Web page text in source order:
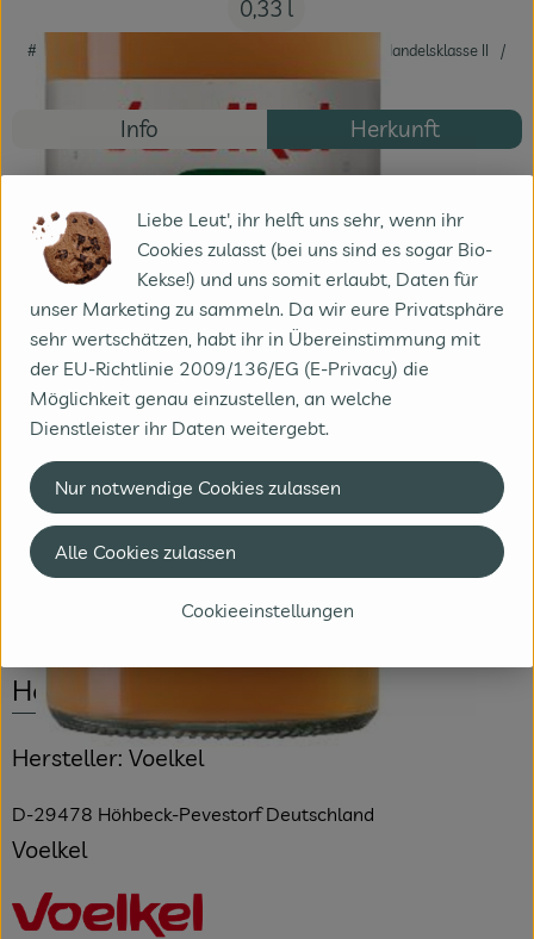
0,33 l
#73060
Handelsklasse II
Mehrweg
Info Herkunft
Produktinformationen
Zutaten
Nährwert-Info
Produktdatenblatt
Herkunft
Hersteller: Voelkel
D-29478 Höhbeck-Pevestorf Deutschland
Voelkel
Liebe Leut', ihr helft uns sehr, wenn ihr
Cookies zulasst (bei uns sind es sogar Bio-
Kekse!) und uns somit erlaubt, Daten für
unser Marketing zu sammeln. Da wir eure Privatsphäre
sehr wertschätzen, habt ihr in Übereinstimmung mit
der EU-Richtlinie 2009/136/EG (E-Privacy) die
Möglichkeit genau einzustellen, an welche
Dienstleister ihr Daten weitergebt.
Cookieeinstellungen
Nur notwendige Cookies zulassen
Alle Cookies zulassen